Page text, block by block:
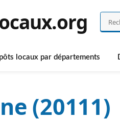
locaux par départements
(20111)